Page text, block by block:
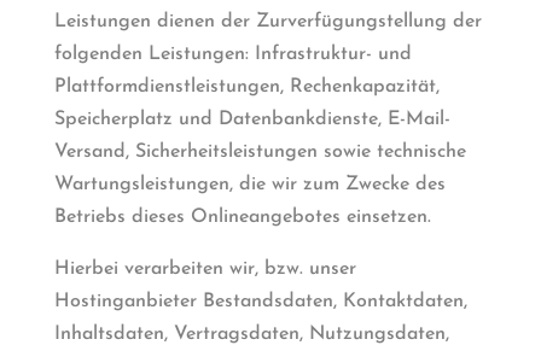
Leistungen dienen der Zurverfügungstellung der
folgenden Leistungen: Infrastruktur- und
Plattformdienstleistungen, Rechenkapazität,
Speicherplatz und Datenbankdienste, E-Mail-
Versand, Sicherheitsleistungen sowie technische
Wartungsleistungen, die wir zum Zwecke des
Betriebs dieses Onlineangebotes einsetzen.
Hierbei verarbeiten wir, bzw. unser
Hostinganbieter Bestandsdaten, Kontaktdaten,
Inhaltsdaten, Vertragsdaten, Nutzungsdaten,